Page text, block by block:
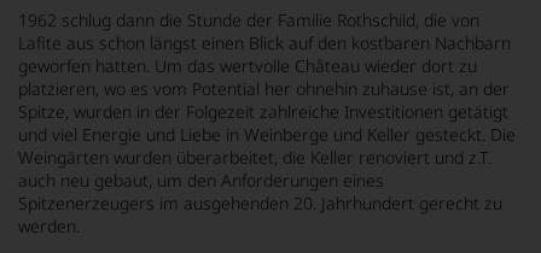
1962 schlug dann die Stunde der Familie Rothschild, die von
Lafite aus schon längst einen Blick auf den kostbaren Nachbarn
geworfen hatten. Um das wertvolle Château wieder dort zu
platzieren, wo es vom Potential her ohnehin zuhause ist, an der
Spitze, wurden in der Folgezeit zahlreiche Investitionen getätigt
und viel Energie und Liebe in Weinberge und Keller gesteckt. Die
Weingärten wurden überarbeitet, die Keller renoviert und z.T.
auch neu gebaut, um den Anforderungen eines
Spitzenerzeugers im ausgehenden 20. Jahrhundert gerecht zu
werden.